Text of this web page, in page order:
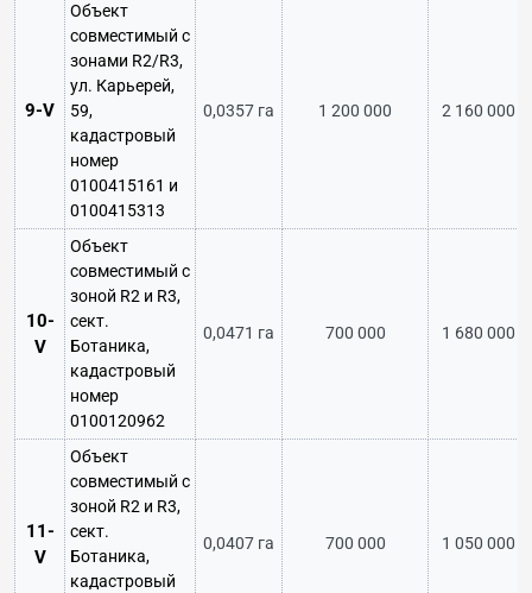
9-V
Объект
совместимый с
зонами R2/R3,
ул. Карьерей,
59,
кадастровый
номер
0100415161 и
0100415313
0,0357 га 1 200 000 2 160 000
10-
V
Объект
совместимый с
зоной R2 и R3,
сект.
Ботаника,
кадастровый
номер
0100120962
0,0471 га 700 000 1 680 000
11-
V
Объект
совместимый с
зоной R2 и R3,
сект.
Ботаника,
кадастровый
0,0407 га 700 000 1 050 000